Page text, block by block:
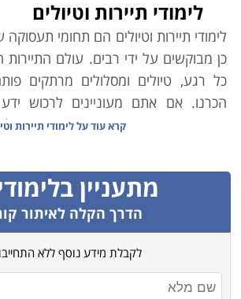
לימודי תיירות וטיולים
לימודי תיירות וטיולים הם תחומי
כן מבוקשים על ידי רבים. עולם התיירות
כל רגע, טיולים ומסלולים מרתקים
הכרנו. אם אתם מעוניינים לרכוש
שונים ומרתקים ברחבי הארץ
לכם את כל הכלים הדרושים על מנת
נכונה, מתאימה ובטוחה בעולם
הסיורים והטיולים.
לימודי תיירות וטיולים מאפשרים לכל
זמן קצר באמצעות קורסים מקצועיים
קרא עוד עללימודי תיירות
מתעניין
הדרך הקלה לאיתור
לקבלת מידע נוסף ללא